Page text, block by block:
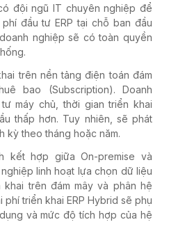
đội ngũ IT chuyên nghiệp để
đầu tư ERP tại chỗ ban đầu
nghiệp sẽ có toàn quyền
trên nền tảng điện toán đám
bao (Subscription). Doanh
máy chủ, thời gian triển khai
thấp hơn. Tuy nhiên, sẽ phát
kỳ theo tháng hoặc năm.
kết hợp giữa On-premise và
linh hoạt lựa chọn dữ liệu
trên đám mây và phân hệ
phí triển khai ERP Hybrid sẽ phụ
và mức độ tích hợp của hệ